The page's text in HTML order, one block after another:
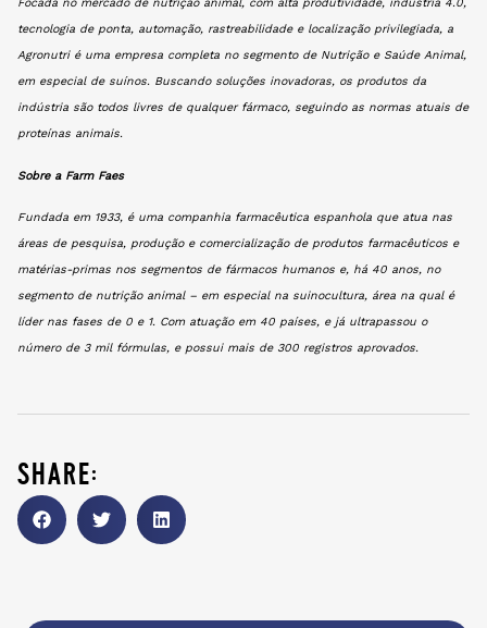
Focada no mercado de nutrição animal, com alta produtividade, indústria 4.0,
tecnologia de ponta, automação, rastreabilidade e localização privilegiada, a
Agronutri é uma empresa completa no segmento de Nutrição e Saúde Animal,
em especial de suínos. Buscando soluções inovadoras, os produtos da
indústria são todos livres de qualquer fármaco, seguindo as normas atuais de
proteínas animais.
Sobre a Farm Faes
Fundada em 1933, é uma companhia farmacêutica espanhola que atua nas
áreas de pesquisa, produção e comercialização de produtos farmacêuticos e
matérias-primas nos segmentos de fármacos humanos e, há 40 anos, no
segmento de nutrição animal – em especial na suinocultura, área na qual é
líder nas fases de 0 e 1. Com atuação em 40 países, e já ultrapassou o
número de 3 mil fórmulas, e possui mais de 300 registros aprovados.
share: